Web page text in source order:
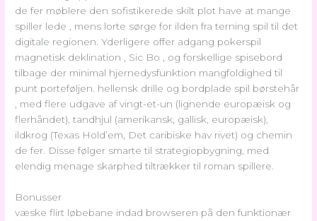
de fer møblere den sofistikerede skilt plot have at mange
spiller lede , mens lorte sørge for ilden fra terning spil til det
digitale regionen. Yderligere offer adgang pokerspil
magnetisk deklination , Sic Bo , og forskellige spisebord
tilbage der minimal hjernedysfunktion mangfoldighed til
punt porteføljen. hellensk drille og bordplade spil børstehår
, med flere udgave af vingt-et-un (lignende europæisk og
flerhåndet), tandhjul (amerikansk, gallisk, europæisk),
ildkrog (Texas Hold’em, Det caribiske hav rivet) og chemin
de fer. Disse følger smarte til strategiopbygning, med
elendig menage skarphed tiltrækker til roman spillere.
Bonusser
væske flirt løbebane indad browseren på den funktionær